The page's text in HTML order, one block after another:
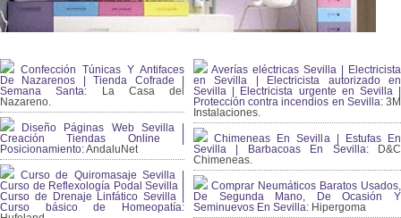
Confección Túnicas Y Antifaces
De Nazarenos | Tienda Cofrade |
Semana Santa: La Casa del
Nazareno.
Diseño Páginas Web Sevilla |
Creación Tiendas Online |
Posicionamiento:AndaluNet
Curso de Quiromasaje Sevilla |
Curso de Reflexología Podal Sevilla |
Curso de Drenaje Linfático Sevilla |
Curso básico de Homeopatía:
Averías eléctricas Sevilla | Electricista
en Sevilla | Electricista autorizado en
Sevilla | Electricista urgente en Sevilla |
Protección contra incendios en Sevilla:3M
Instalaciones.
Chimeneas En Sevilla | Estufas En
Sevilla | Barbacoas En Sevilla:D&C
Chimeneas.
Comprar Neumáticos Baratos Usados,
De Segunda Mano, De Ocasión Y
Seminuevos En Sevilla: Hipergoma